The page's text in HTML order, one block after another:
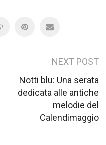
NEXT POST
Notti blu: Una serata
dedicata alle antiche
melodie del
Calendimaggio